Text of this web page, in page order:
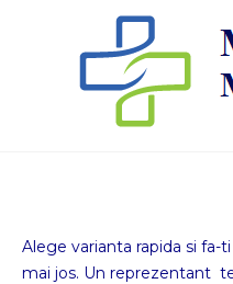
Alege varianta rapida si
mai jos. Un reprezentant